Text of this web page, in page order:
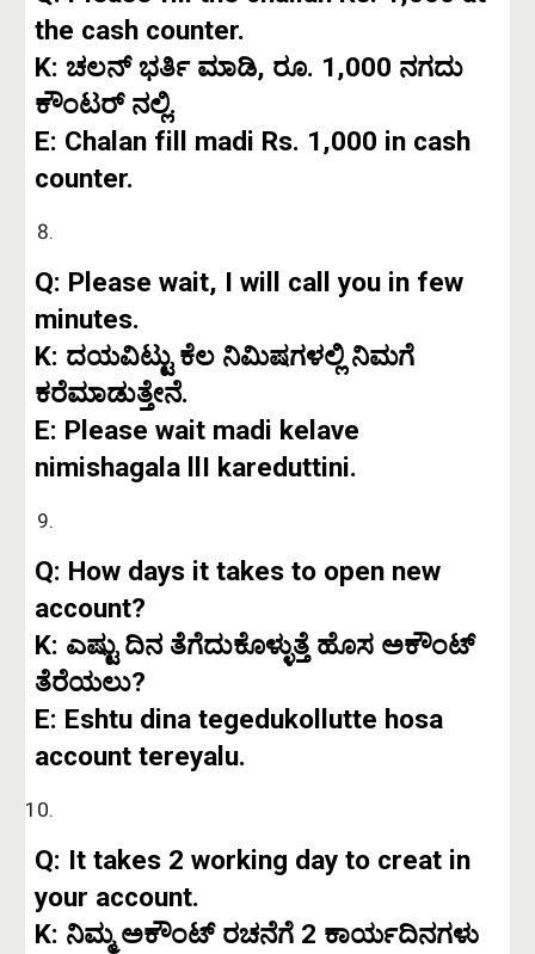
the cash counter.
K: ಚಲನ್ ಭರ್ತಿ ಮಾಡಿ, ರೂ. 1,000 ನಗದು
ಕೌಂಟರ್ ನಲ್ಲಿ.
E: Chalan fill madi Rs. 1,000 in cash
counter.
Q: Please wait, I will call you in few
minutes.
K: ದಯವಿಟ್ಟು ಕೆಲ ನಿಮಿಷಗಳಲ್ಲಿ ನಿಮಗೆ
ಕರೆಮಾಡುತ್ತೇನೆ.
E: Please wait madi kelave
nimishagala llI kareduttini.
Q: How days it takes to open new
account?
K: ಎಷ್ಟು ದಿನ ತೆಗೆದುಕೊಳ್ಳುತ್ತೆ ಹೊಸ ಅಕೌಂಟ್
ತೆರೆಯಲು?
E: Eshtu dina tegedukollutte hosa
account tereyalu.
Q: It takes 2 working day to creat in
your account.
K: ನಿಮ್ಮ ಅಕೌಂಟ್ ರಚನೆಗೆ 2 ಕಾರ್ಯದಿನಗಳು